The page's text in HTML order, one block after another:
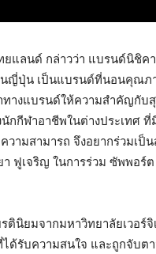
แลนด์ กล่าวว่า แบรนด์นิชิคา
นญี่ปุ่น เป็นแบรนด์ที่นอนคุณภ
างแบรนด์ให้ความสำคัญกับ
กกีฬาอาชีพในต่างประเทศ ที่
ามสามารถ จึงอยากร่วมเป็
ฟูเจริญ ในการร่วม ซัพพอร์
นิยมจากมหาวิทยาลัยเวอร์
ด้รับความสนใจ และถูกจับต